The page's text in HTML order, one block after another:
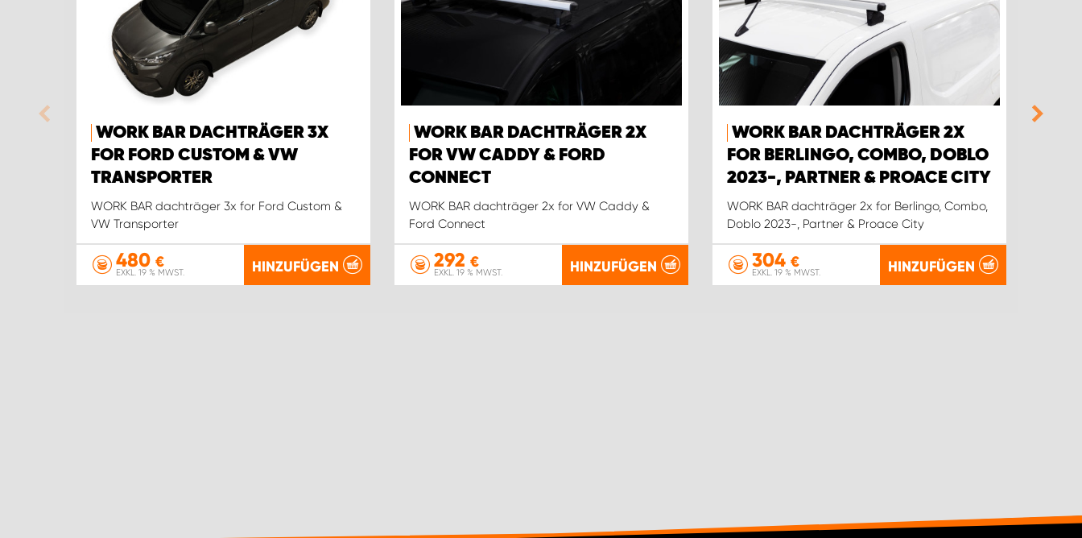
WORK BAR DACHTRÄGER 3X
FOR FORD CUSTOM & VW
TRANSPORTER
WORK BAR dachträger 3x for Ford Custom &
VW Transporter
480 €
EXKL. 19 % MWST. HINZUFÜGEN
WORK BAR DACHTRÄGER 2X
FOR VW CADDY & FORD
CONNECT
WORK BAR dachträger 2x for VW Caddy &
Ford Connect
292 €
EXKL. 19 % MWST. HINZUFÜGEN
WORK BAR DACHTRÄGER 2X
FOR BERLINGO, COMBO, DOBLO
2023-, PARTNER & PROACE CITY
WORK BAR dachträger 2x for Berlingo, Combo,
Doblo 2023-, Partner & Proace City
304 €
EXKL. 19 % MWST. HINZUFÜGEN